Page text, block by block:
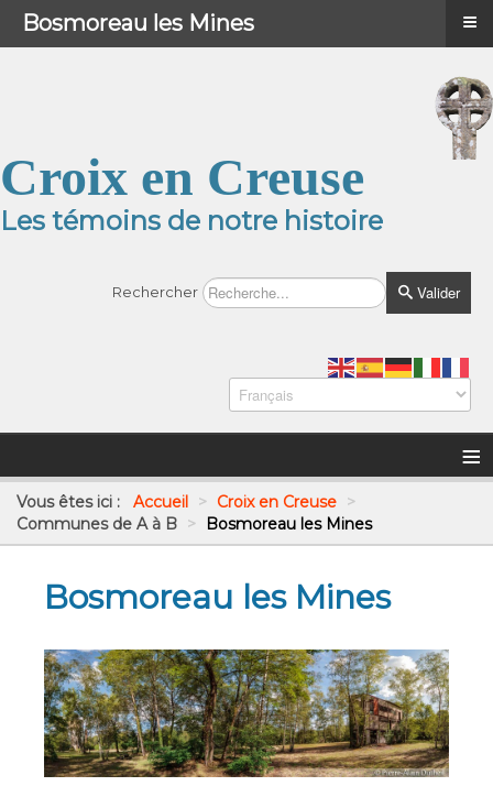
Croix en Creuse
Les témoins de notre histoire
Rechercher Valider
≡
Vous êtes ici : Accueil > Croix en Creuse >
Communes de A à B > Bosmoreau les Mines
Bosmoreau les Mines
Menu ≡
Bosmoreau les Mines ≡